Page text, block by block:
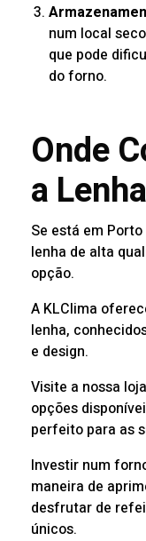
num local
que pode
do forno.
Onde
a
Se está em
lenha de alta
opção.
A KLClima
lenha,
e design.
Visite a nossa
opções
perfeito para as
Investir num
maneira de
desfrutar de
únicos.